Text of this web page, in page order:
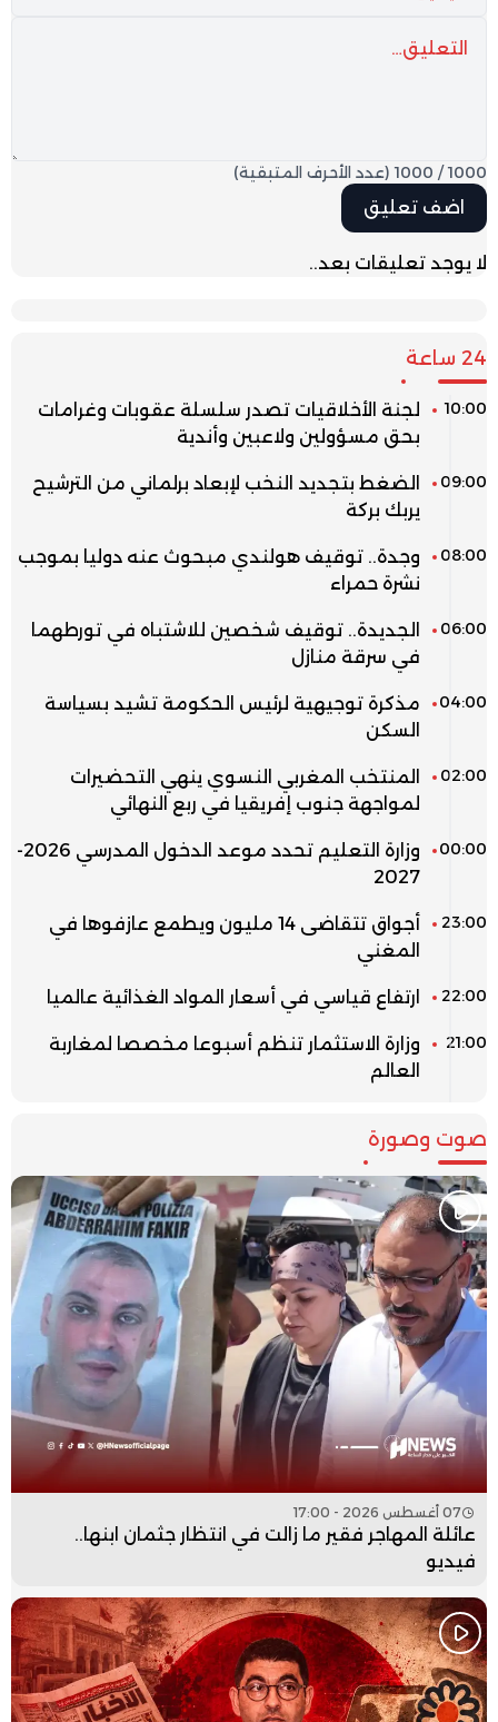
1000
/
1000 (عدد الأحرف المتبقية)
لا يوجد تعليقات بعد..
24 ساعة
10:00
لجنة الأخلاقيات تصدر سلسلة عقوبات وغرامات
بحق مسؤولين ولاعبين وأندية
09:00
الضغط بتجديد النخب لإبعاد برلماني من الترشيح
يربك بركة
08:00
وجدة.. توقيف هولندي مبحوث عنه دوليا بموجب
نشرة حمراء
06:00
الجديدة.. توقيف شخصين للاشتباه في تورطهما
في سرقة منازل
04:00
مذكرة توجيهية لرئيس الحكومة تشيد بسياسة
السكن
02:00
المنتخب المغربي النسوي ينهي التحضيرات
لمواجهة جنوب إفريقيا في ربع النهائي
00:00
وزارة التعليم تحدد موعد الدخول المدرسي 2026-
2027
23:00
أجواق تتقاضى 14 مليون ويطمع عازفوها في
المغني
22:00 ارتفاع قياسي في أسعار المواد الغذائية عالميا
21:00
وزارة الاستثمار تنظم أسبوعا مخصصا لمغاربة
العالم
صوت وصورة
07 أغسطس 2026 - 17:00
عائلة المهاجر فقير ما زالت في انتظار جثمان ابنها..
فيديو